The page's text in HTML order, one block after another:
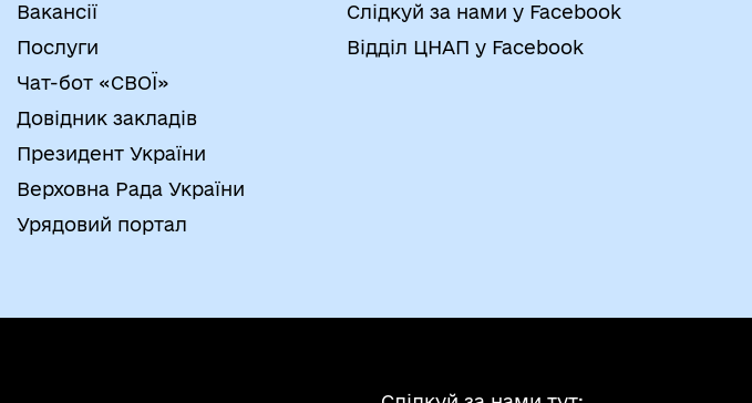
Вакансії
Послуги
Чат-бот «СВОЇ»
Довідник закладів
Президент України
Верховна Рада України
Урядовий портал
Слідкуй за нами у Facebook
Відділ ЦНАП у Facebook